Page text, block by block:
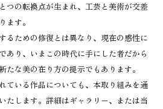
つの転換点が生まれ、工芸と美術が交差
ます。
るための修復とは異なり、現在の感性に
あり、いまこの時代に手にした者だから
たな美の在り方の提示でもあります。
ている作品についても、本取り組みを通
たします。詳細はギャラリー、または当